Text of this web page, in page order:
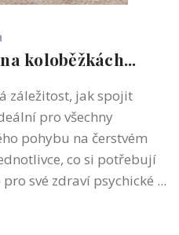
koloběžkách...
záležitost, jak spojit
pro všechny
pohybu na čerstvém
co si potřebují
své zdraví psychické ...